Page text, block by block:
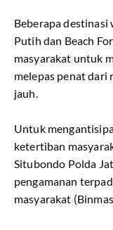
Beberapa destinasi
Putih dan Beach
masyarakat untuk
melepas penat
jauh.
Untuk
ketertiban
Situbondo Polda
pengamanan
masyarakat